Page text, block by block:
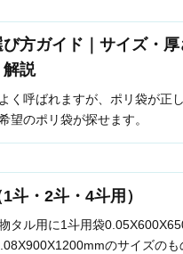
方ガイド｜サイズ・
説
く呼ばれますが、ポリ袋が正
望のポリ袋が探せます。
斗・2斗・4斗用）
タル用に1斗用袋
のサイズのも